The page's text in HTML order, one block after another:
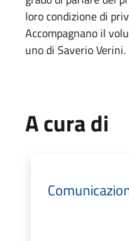
loro condizione di
Accompagnano il
uno di Saverio Verini.
A cura di